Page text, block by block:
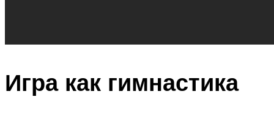
Игра как гимнастика